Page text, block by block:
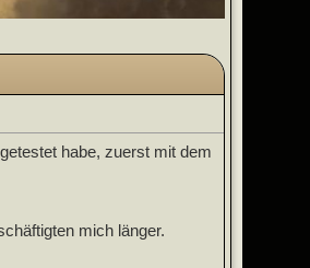
habe, zuerst mit dem
mich länger.